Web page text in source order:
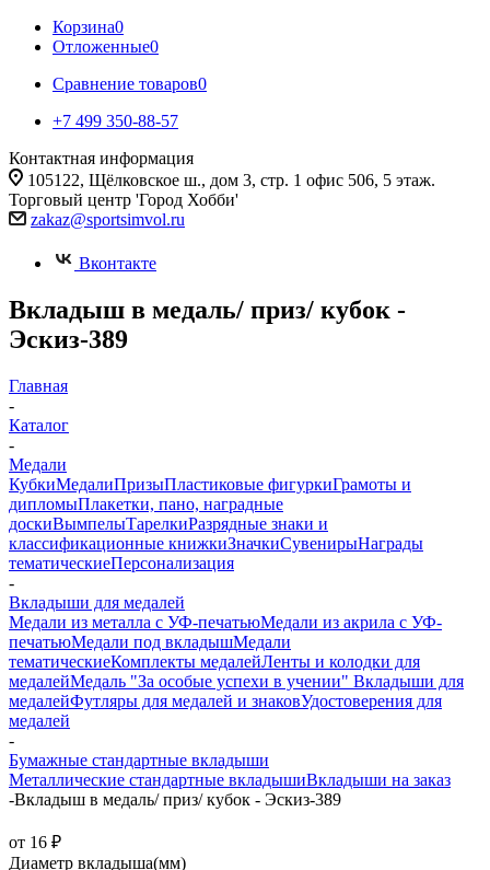
Корзина0
Отложенные0
Сравнение товаров0
+7 499 350-88-57
Контактная информация
105122, Щёлковское ш., дом 3, стр. 1 офис 506, 5 этаж.
Торговый центр 'Город Хобби'
zakaz@sportsimvol.ru
Вконтакте
Вкладыш в медаль/ приз/ кубок -
Эскиз-389
Главная
-
Каталог
-
Медали
КубкиМедалиПризыПластиковые фигуркиГрамоты и
дипломыПлакетки, пано, наградные
доскиВымпелыТарелкиРазрядные знаки и
классификационные книжкиЗначкиСувенирыНаграды
тематическиеПерсонализация
-
Вкладыши для медалей
Медали из металла с УФ-печатьюМедали из акрила с УФ-
печатьюМедали под вкладышМедали
тематическиеКомплекты медалейЛенты и колодки для
медалейМедаль "За особые успехи в учении" Вкладыши для
медалейФутляры для медалей и знаковУдостоверения для
медалей
-
Бумажные стандартные вкладыши
Металлические стандартные вкладышиВкладыши на заказ
-Вкладыш в медаль/ приз/ кубок - Эскиз-389
от 16 ₽
Диаметр вкладыша(мм)